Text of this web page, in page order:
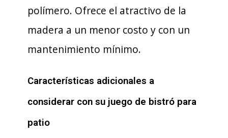
polímero. Ofrece el atractivo de la
madera a un menor costo y con un
mantenimiento mínimo.
Características adicionales a
considerar con su juego de bistró para
patio